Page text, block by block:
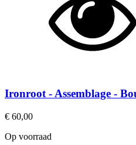
Ironroot - Assemblage -
€ 60,00
Op voorraad